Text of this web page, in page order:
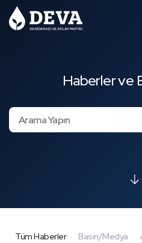
Haberler ve
Tüm Haberler Basın/Medya